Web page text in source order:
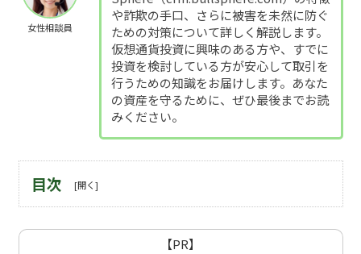
女性相談員
や詐欺の手口、さらに被害を未然に防ぐ
ための対策について詳しく解説します。
仮想通貨投資に興味のある方や、すでに
投資を検討している方が安心して取引を
行うための知識をお届けします。あなた
の資産を守るために、ぜひ最後までお読
みください。
目次
【PR】